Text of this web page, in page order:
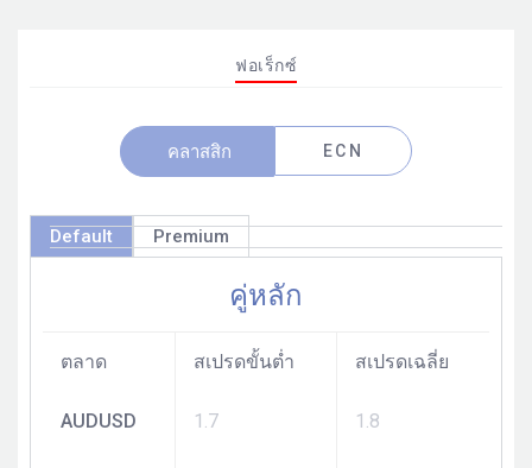
ฟอเร็กซ์
คลาสสิก ECN
Default Premium
คู่หลัก
ตลาด สเปรดขั้นต่ำ สเปรดเฉลี่ย
AUDUSD 1.7 1.8